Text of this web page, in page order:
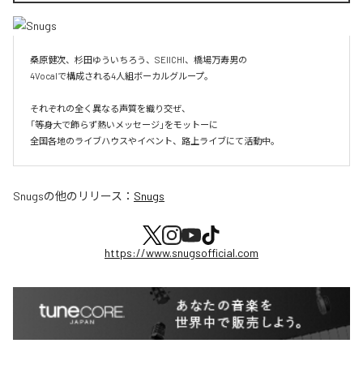
桑原健次、杉田ゆういちろう、SEIICHI、橋場万寿男の
4Vocalで構成される4人組ボーカルグループ。
それぞれの全く異なる声質を織り交ぜ、
「等身大で飾らず熱いメッセージ」をモットーに
全国各地のライブハウスやイベント、路上ライブにて活動中。
Snugsの他のリリース： Snugs
https://www.snugsofficial.com